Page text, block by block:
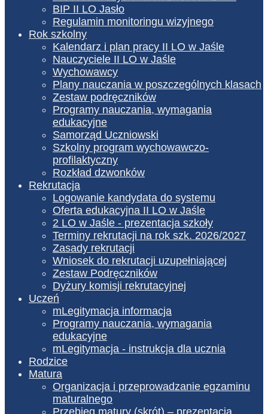
BIP II LO Jasło
Regulamin monitoringu wizyjnego
Rok szkolny
Kalendarz i plan pracy II LO w Jaśle
Nauczyciele II LO w Jaśle
Wychowawcy
Plany nauczania w poszczególnych klasach
Zestaw podręczników
Programy nauczania, wymagania
edukacyjne
Samorząd Uczniowski
Szkolny program wychowawczo-
profilaktyczny
Rozkład dzwonków
Rekrutacja
Logowanie kandydata do systemu
Oferta edukacyjna II LO w Jaśle
2 LO w Jaśle - prezentacja szkoły
Terminy rekrutacji na rok szk. 2026/2027
Zasady rekrutacji
Wniosek do rekrutacji uzupełniającej
Zestaw Podręczników
Dyżury komisji rekrutacyjnej
Uczeń
mLegitymacja informacja
Programy nauczania, wymagania
edukacyjne
mLegitymacja - instrukcja dla ucznia
Rodzice
Matura
Organizacja i przeprowadzanie egzaminu
maturalnego
Przebieg matury (skrót) – prezentacja